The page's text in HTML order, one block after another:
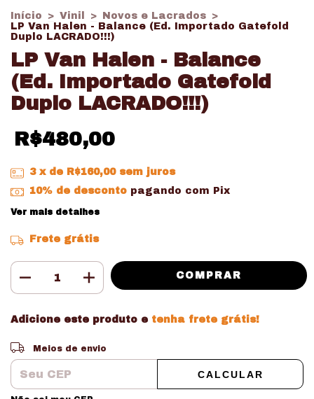
Início > Vinil > Novos e Lacrados >
LP Van Halen - Balance (Ed. Importado Gatefold
Duplo LACRADO!!!)
LP Van Halen - Balance
(Ed. Importado Gatefold
Duplo LACRADO!!!)
R$480,00
3 x de R$160,00 sem juros
10% de descontopagando com Pix
Ver mais detalhes
Frete grátis
Adicione este produto e tenha frete grátis!
Entregas para o CEP:
Meios de envio
CALCULAR